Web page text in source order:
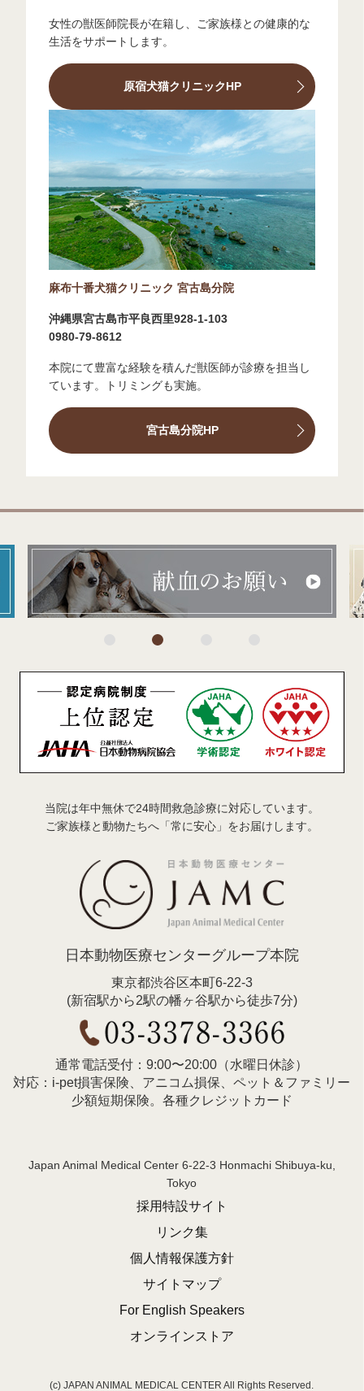
女性の獣医師院長が在籍し、ご家族様との健康的な
生活をサポートします。
原宿犬猫クリニックHP
麻布十番犬猫クリニック 宮古島分院
沖縄県宮古島市平良西里928-1-103
0980-79-8612
本院にて豊富な経験を積んだ獣医師が診療を担当し
ています。トリミングも実施。
宮古島分院HP
当院は年中無休で24時間救急診療に対応しています。
ご家族様と動物たちへ「常に安心」をお届けします。
日本動物医療センターグループ本院
東京都渋谷区本町6-22-3
(新宿駅から2駅の幡ヶ谷駅から徒歩7分)
通常電話受付：9:00〜20:00（水曜日休診）
対応：i-pet損害保険、アニコム損保、ペット＆ファミリー
少額短期保険。各種クレジットカード
Japan Animal Medical Center 6-22-3 Honmachi Shibuya-ku,
Tokyo
採用特設サイト
リンク集
個人情報保護方針
サイトマップ
For English Speakers
オンラインストア
(c) JAPAN ANIMAL MEDICAL CENTER All Rights Reserved.